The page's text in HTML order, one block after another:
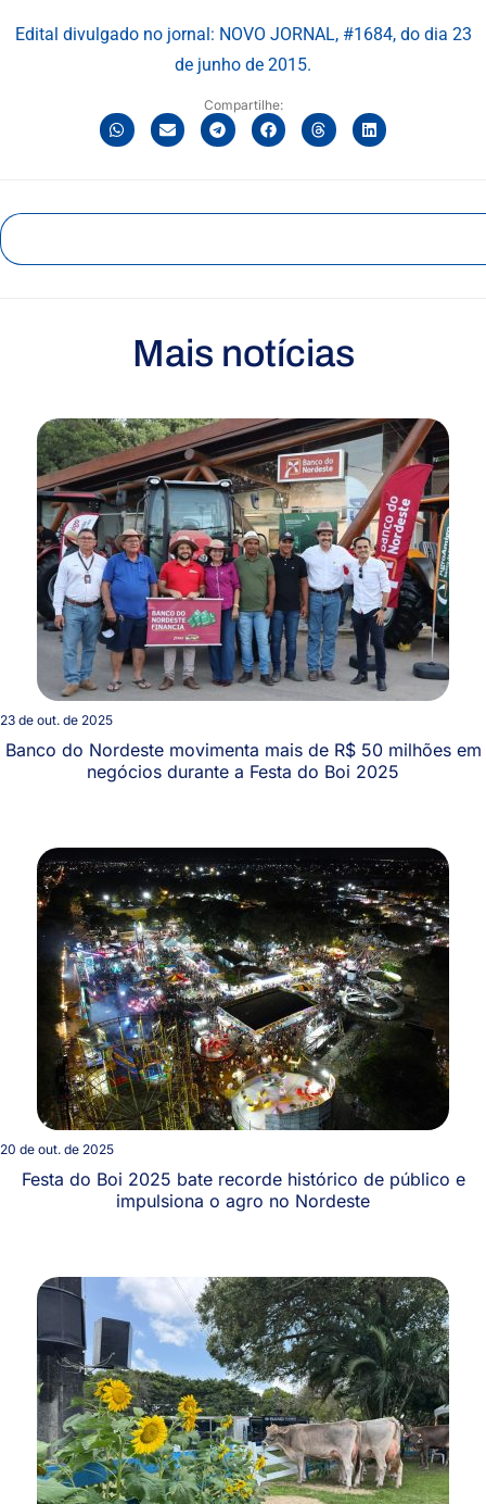
Edital divulgado no jornal: NOVO JORNAL, #1684, do dia 23
de junho de 2015.
Compartilhe:
Mais notícias
23 de out. de 2025
Banco do Nordeste movimenta mais de R$ 50 milhões em
negócios durante a Festa do Boi 2025
20 de out. de 2025
Festa do Boi 2025 bate recorde histórico de público e
impulsiona o agro no Nordeste